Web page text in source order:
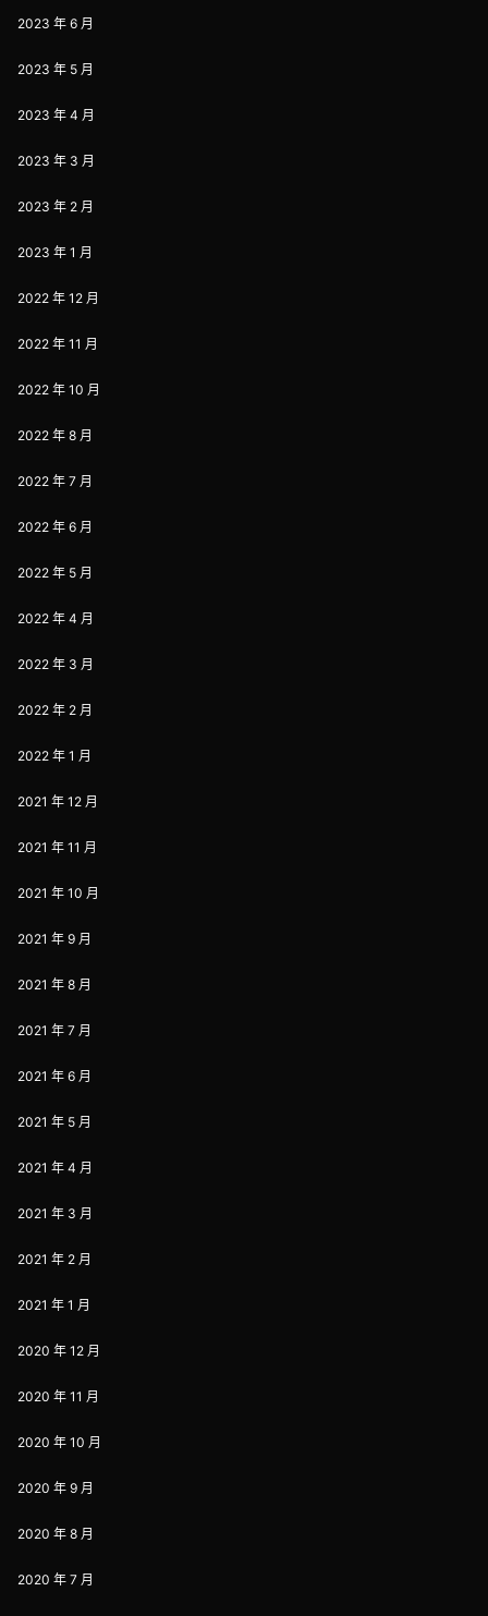
2023 年 6 月
2023 年 5 月
2023 年 4 月
2023 年 3 月
2023 年 2 月
2023 年 1 月
2022 年 12 月
2022 年 11 月
2022 年 10 月
2022 年 8 月
2022 年 7 月
2022 年 6 月
2022 年 5 月
2022 年 4 月
2022 年 3 月
2022 年 2 月
2022 年 1 月
2021 年 12 月
2021 年 11 月
2021 年 10 月
2021 年 9 月
2021 年 8 月
2021 年 7 月
2021 年 6 月
2021 年 5 月
2021 年 4 月
2021 年 3 月
2021 年 2 月
2021 年 1 月
2020 年 12 月
2020 年 11 月
2020 年 10 月
2020 年 9 月
2020 年 8 月
2020 年 7 月